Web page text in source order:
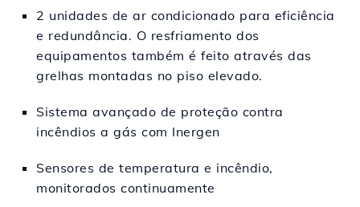
2 unidades de ar condicionado para eficiência
e redundância. O resfriamento dos
equipamentos também é feito através das
grelhas montadas no piso elevado.
Sistema avançado de proteção contra
incêndios a gás com Inergen
Sensores de temperatura e incêndio,
monitorados continuamente